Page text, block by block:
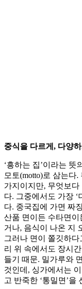
중식을 다르게, 다양
‘흥하는 집’이라는 뜻
모토(motto)로 삼는다
가지이지만, 무엇보다
다. 그중에서도 가장 ‘
다. 중국집에 가면 짜
산품 면이든 수타면
거나, 음식이 나온 지
그러나 면이 쫄깃하
리 위 속에서도 장시
들기 때문. 밀가루와
것인데, 싱가에서는
고 반죽한 ‘통밀면’을